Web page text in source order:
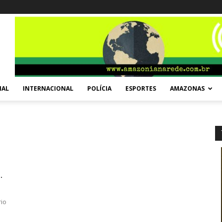
INTERNACIONAL POLÍCIA ESPORTES AMAZONAS